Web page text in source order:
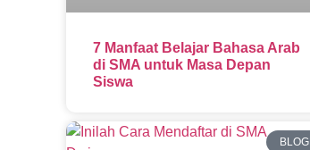
7 Manfaat Belajar Bahasa Arab
di SMA untuk Masa Depan
Siswa
BLOG